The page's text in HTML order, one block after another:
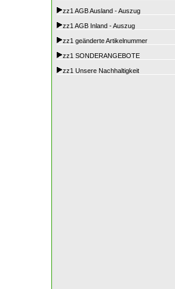
zz1 AGB Ausland - Auszug
zz1 AGB Inland - Auszug
zz1 geänderte Artikelnummer
zz1 SONDERANGEBOTE
zz1 Unsere Nachhaltigkeit